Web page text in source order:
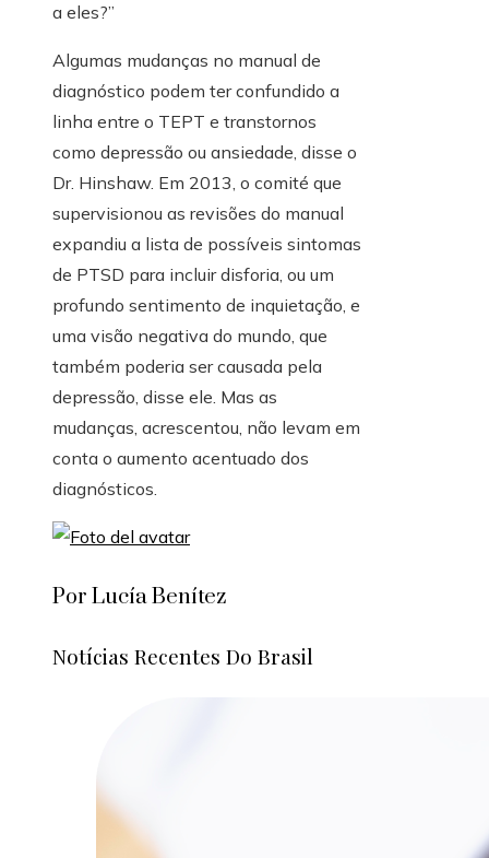
a eles?”
Algumas mudanças no manual de
diagnóstico podem ter confundido a
linha entre o TEPT e transtornos
como depressão ou ansiedade, disse o
Dr. Hinshaw. Em 2013, o comité que
supervisionou as revisões do manual
expandiu a lista de possíveis sintomas
de PTSD para incluir disforia, ou um
profundo sentimento de inquietação, e
uma visão negativa do mundo, que
também poderia ser causada pela
depressão, disse ele. Mas as
mudanças, acrescentou, não levam em
conta o aumento acentuado dos
diagnósticos.
Por Lucía Benítez
Notícias Recentes Do Brasil